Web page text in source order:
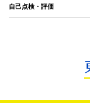
自己点検・評価